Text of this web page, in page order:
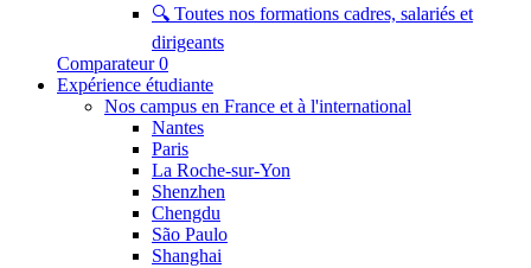
🔍 Toutes nos formations cadres, salariés et
dirigeants
Comparateur 0
Expérience étudiante
Nos campus en France et à l'international
Nantes
Paris
La Roche-sur-Yon
Shenzhen
Chengdu
São Paulo
Shanghai